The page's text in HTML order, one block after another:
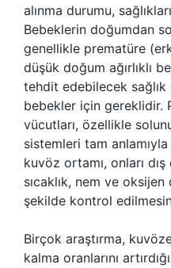
alınma durumu,
Bebeklerin doğumdan
genellikle prematüre
düşük doğum ağırlıklı
tehdit edebilecek
bebekler için gereklidir.
vücutları, özellikle
sistemleri tam
kuvöz ortamı, onları
sıcaklık, nem ve
şekilde kontrol
Birçok araştırma,
kalma oranlarını